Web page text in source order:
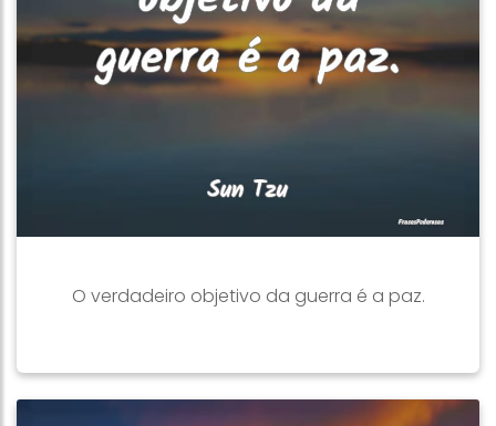
O verdadeiro objetivo da guerra é a paz.